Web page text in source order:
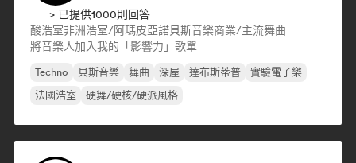
> 已提供1000則回答
酸浩室非洲浩室/阿瑪皮亞諾貝斯音樂商業/主流舞曲
將音樂人加入我的「影響力」歌單
Techno 貝斯音樂 舞曲 深屋 達布斯蒂普
實驗電子樂
法國浩室
硬舞/硬核/硬派風格